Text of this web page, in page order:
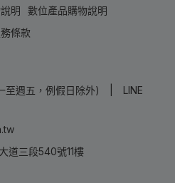
明
數位產品購物說明
條款
至週五，例假日除外) | LINE
道三段540號11樓